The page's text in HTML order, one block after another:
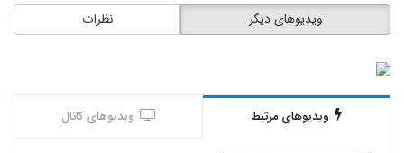
نظرات ویدیوهای دیگر
ویدیوهای مرتبط ویدیوهای کانال